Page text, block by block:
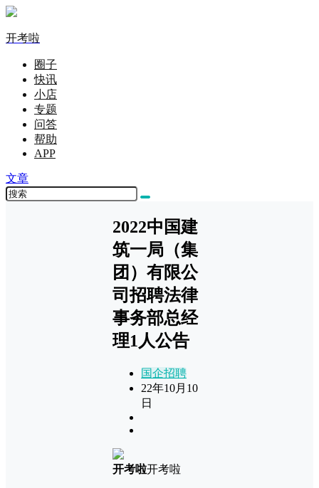
开考啦
圈子
快讯
小店
专题
问答
帮助
APP
文章
2022中国建
筑一局（集
团）有限公
司招聘法律
事务部总经
理1人公告
国企招聘
22年10月10
日
开考啦开考啦